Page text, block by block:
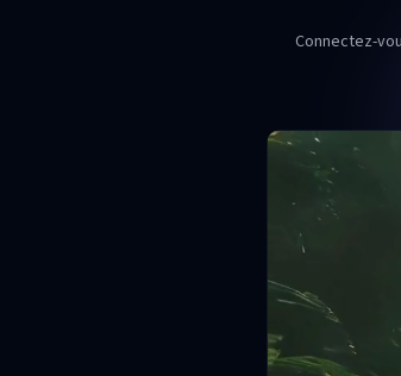
Connectez-